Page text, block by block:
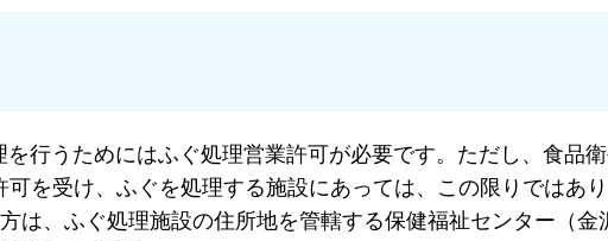
行うためにはふぐ処理営業許可が必要です。ただし、食品
を受け、ふぐを処理する施設にあっては、この限りではあ
は、ふぐ処理施設の住所地を管轄する保健福祉センター（金